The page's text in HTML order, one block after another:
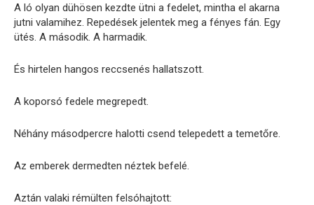
A ló olyan dühösen kezdte ütni a fedelet, mintha el akarna
jutni valamihez. Repedések jelentek meg a fényes fán. Egy
ütés. A második. A harmadik.
És hirtelen hangos reccsenés hallatszott.
A koporsó fedele megrepedt.
Néhány másodpercre halotti csend telepedett a temetőre.
Az emberek dermedten néztek befelé.
Aztán valaki rémülten felsóhajtott: